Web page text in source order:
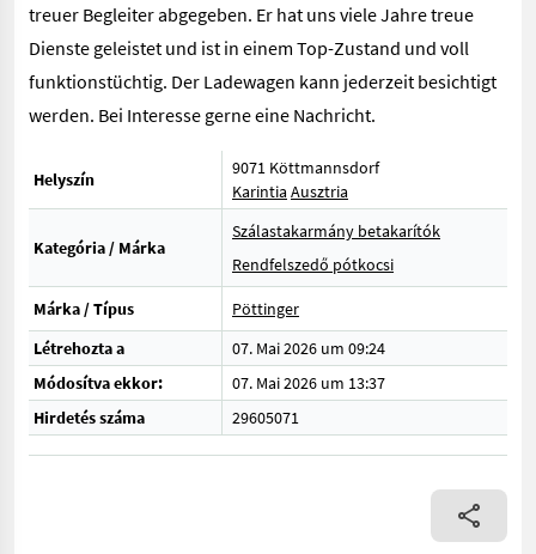
treuer Begleiter abgegeben. Er hat uns viele Jahre treue
Dienste geleistet und ist in einem Top-Zustand und voll
funktionstüchtig. Der Ladewagen kann jederzeit besichtigt
werden. Bei Interesse gerne eine Nachricht.
Helyszín
9071 Köttmannsdorf
Karintia Ausztria
Kategória / Márka
Szálastakarmány betakarítók
Rendfelszedő pótkocsi
Márka / Típus
Pöttinger
Létrehozta a
07. Mai 2026 um 09:24
Módosítva ekkor:
07. Mai 2026 um 13:37
Hirdetés száma
29605071